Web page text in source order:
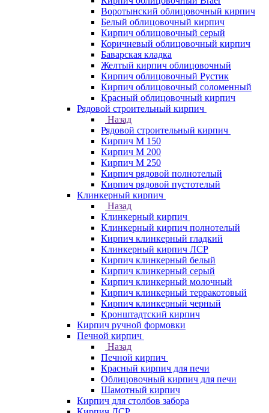
Воротынский облицовочный кирпич
Белый облицовочный кирпич
Кирпич облицовочный серый
Коричневый облицовочный кирпич
Баварская кладка
Желтый кирпич облицовочный
Кирпич облицовочный Рустик
Кирпич облицовочный соломенный
Красный облицовочный кирпич
Рядовой строительный кирпич
Назад
Рядовой строительный кирпич
Кирпич М 150
Кирпич М 200
Кирпич М 250
Кирпич рядовой полнотелый
Кирпич рядовой пустотелый
Клинкерный кирпич
Назад
Клинкерный кирпич
Клинкерный кирпич полнотелый
Кирпич клинкерный гладкий
Клинкерный кирпич ЛСР
Кирпич клинкерный белый
Кирпич клинкерный серый
Кирпич клинкерный молочный
Кирпич клинкерный терракотовый
Кирпич клинкерный черный
Кронштадтский кирпич
Кирпич ручной формовки
Печной кирпич
Назад
Печной кирпич
Красный кирпич для печи
Облицовочный кирпич для печи
Шамотный кирпич
Кирпич для столбов забора